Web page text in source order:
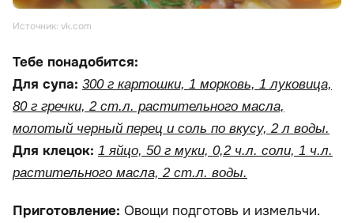
Источник: vk.com
Тебе понадобится:
Для супа: 300 г картошки, 1 морковь, 1 луковица,
80 г гречки, 2 ст.л. растительного масла,
молотый черный перец и соль по вкусу, 2 л воды.
Для клецок: 1 яйцо, 50 г муки, 0,2 ч.л. соли, 1 ч.л.
растительного масла, 2 ст.л. воды.
Приготовление: Овощи подготовь и измельчи.